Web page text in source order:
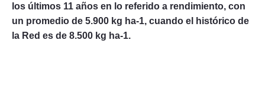
los últimos 11 años en lo referido a rendimiento, con
un promedio de 5.900 kg ha-1, cuando el histórico de
la Red es de 8.500 kg ha-1.